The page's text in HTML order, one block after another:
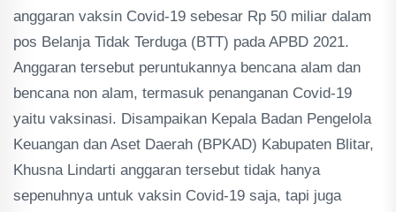
anggaran vaksin Covid-19 sebesar Rp 50 miliar dalam
pos Belanja Tidak Terduga (BTT) pada APBD 2021.
Anggaran tersebut peruntukannya bencana alam dan
bencana non alam, termasuk penanganan Covid-19
yaitu vaksinasi. Disampaikan Kepala Badan Pengelola
Keuangan dan Aset Daerah (BPKAD) Kabupaten Blitar,
Khusna Lindarti anggaran tersebut tidak hanya
sepenuhnya untuk vaksin Covid-19 saja, tapi juga